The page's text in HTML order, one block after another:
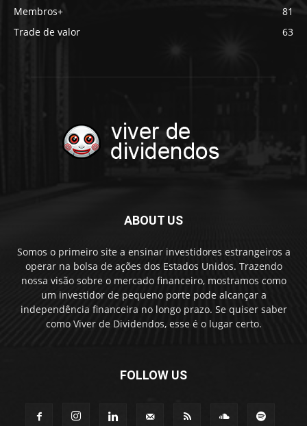
Membros+
81
Trade de valor
63
ABOUT US
Somos o primeiro site a ensinar investidores estrangeiros a
operar na bolsa de ações dos Estados Unidos. Trazendo
nossa visão sobre o mercado financeiro, mostramos como
um investidor de pequeno porte pode alcançar a
independência financeira no longo prazo. Se quiser saber
como Viver de Dividendos, esse é o lugar certo.
FOLLOW US